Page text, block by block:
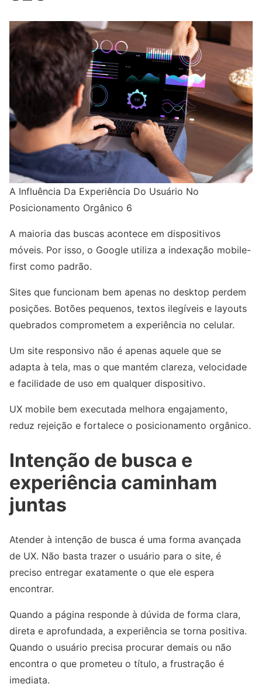
A Influência Da Experiência Do Usuário No
Posicionamento Orgânico 6
A maioria das buscas acontece em dispositivos
móveis. Por isso, o Google utiliza a indexação mobile-
first como padrão.
Sites que funcionam bem apenas no desktop perdem
posições. Botões pequenos, textos ilegíveis e layouts
quebrados comprometem a experiência no celular.
Um site responsivo não é apenas aquele que se
adapta à tela, mas o que mantém clareza, velocidade
e facilidade de uso em qualquer dispositivo.
UX mobile bem executada melhora engajamento,
reduz rejeição e fortalece o posicionamento orgânico.
Intenção de busca e
experiência caminham
juntas
Atender à intenção de busca é uma forma avançada
de UX. Não basta trazer o usuário para o site, é
preciso entregar exatamente o que ele espera
encontrar.
Quando a página responde à dúvida de forma clara,
direta e aprofundada, a experiência se torna positiva.
Quando o usuário precisa procurar demais ou não
encontra o que prometeu o título, a frustração é
imediata.